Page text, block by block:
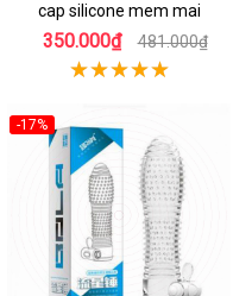
cap silicone mem mai
350.000₫ 481.000₫
-17%